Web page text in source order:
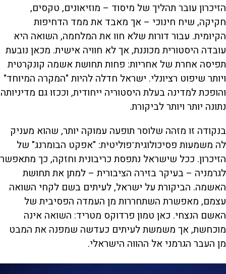
הזיכרון עובר תהליך של מיסוד – מוזיאונים, טקסים,
חקיקה, שיח חינוכי – אך מאבד את ממד הדחיפות
הקיומית. עבור דורות שלא חוו את המלחמה, השואה היא
עובדה היסטורית מכוננת, אך לא חוויה אישית. מכאן נובעת
תפיסה אחרת של אחריות: פחות תחושת אשמה קונקרטית
ויותר שיפוט רציונלי. ישראל חדלה להיות "המקרה המיוחד"
והופכת למדינה בעלת היסטוריה ייחודית, וככזו גם מדיניותה
נתונה יותר ויותר לביקורת.
בנקודה זו מזהה שלוסר תופעה עמוקה יותר, שהוא מעניק
לה משמעות פסיכולוגית־פוליטית: "אפקט הבומרנג" של
הזיכרון. ככל שישראל נתפסת כריבונית וחזקה, כך מתאפשר
לגרמניה – בעיקר בזירה הציבורית – למתן את תחושת
האשמה. הביקורת על ישראל, לעיתים בשם לקחי השואה
עצמם, מאפשרת השתחררות מן העמדה הפסיבית של
האשם הנצחי. כאן טמון פרדוקס מטריד: השואה אינה
מוכחשת, אך משמשת לעיתים כעדשה שמפנה את המבט
מן העבר הגרמני אל ההווה הישראלי.